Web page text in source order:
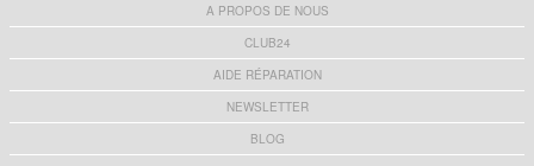
A PROPOS DE NOUS
CLUB24
AIDE RÉPARATION
NEWSLETTER
BLOG